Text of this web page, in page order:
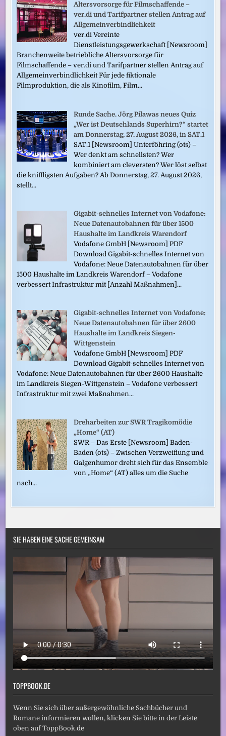
Altersvorsorge für Filmschaffende –
ver.di und Tarifpartner stellen Antrag auf
Allgemeinverbindlichkeit
ver.di Vereinte
Dienstleistungsgewerkschaft [Newsroom]
Branchenweite betriebliche Altersvorsorge für
Filmschaffende – ver.di und Tarifpartner stellen Antrag auf
Allgemeinverbindlichkeit Für jede fiktionale
Filmproduktion, die als Kinofilm, Film...
Runde Sache. Jörg Pilawas neues Quiz
„Wer ist Deutschlands Superhirn?“ startet
am Donnerstag, 27. August 2026, in SAT.1
SAT.1 [Newsroom] Unterföhring (ots) –
Wer denkt am schnellsten? Wer
kombiniert am cleversten? Wer löst selbst
die kniffligsten Aufgaben? Ab Donnerstag, 27. August 2026,
stellt...
Gigabit-schnelles Internet von Vodafone:
Neue Datenautobahnen für über 1500
Haushalte im Landkreis Warendorf
Vodafone GmbH [Newsroom] PDF
Download Gigabit-schnelles Internet von
Vodafone: Neue Datenautobahnen für über
1500 Haushalte im Landkreis Warendorf – Vodafone
verbessert Infrastruktur mit [Anzahl Maßnahmen]...
Gigabit-schnelles Internet von Vodafone:
Neue Datenautobahnen für über 2600
Haushalte im Landkreis Siegen-
Wittgenstein
Vodafone GmbH [Newsroom] PDF
Download Gigabit-schnelles Internet von
Vodafone: Neue Datenautobahnen für über 2600 Haushalte
im Landkreis Siegen-Wittgenstein – Vodafone verbessert
Infrastruktur mit zwei Maßnahmen...
Dreharbeiten zur SWR Tragikomödie
„Home“ (AT)
SWR – Das Erste [Newsroom] Baden-
Baden (ots) – Zwischen Verzweiflung und
Galgenhumor dreht sich für das Ensemble
von „Home“ (AT) alles um die Suche
nach...
SIE HABEN EINE SACHE GEMEINSAM
TOPPBOOK.DE
Wenn Sie sich über außergewöhnliche Sachbücher und
Romane informieren wollen, klicken Sie bitte in der Leiste
oben auf ToppBook.de